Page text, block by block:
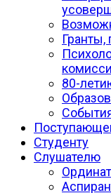
Гранты,
80-
Студенту
Слушателю